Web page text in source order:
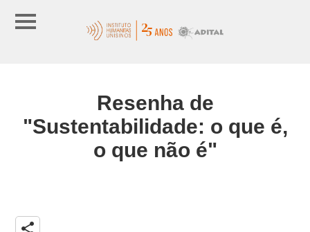
Resenha de
"Sustentabilidade: o que é,
o que não é"
share